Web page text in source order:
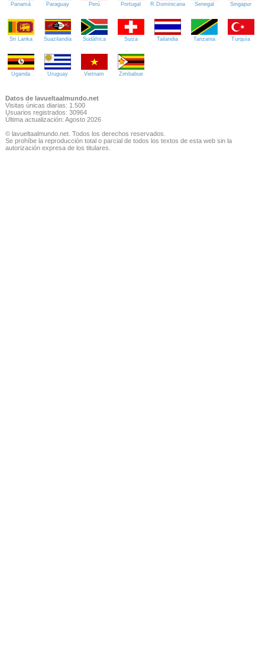
Panamá Paraguay Perú Portugal R.Dominicana Senegal Singapur
Sri Lanka Suazilandia Sudáfrica Suiza Tailandia Tanzania Turquía
Uganda Uruguay Vietnam Zimbabue
Datos de lavueltaalmundo.net
Visitas únicas diarias: 1.500
Usuarios registrados: 30964
Última actualización: Agosto 2026
© lavueltaalmundo.net. Todos los derechos reservados.
Se prohíbe la reproducción total o parcial de todos los textos de esta web sin la
autorización expresa de los titulares.